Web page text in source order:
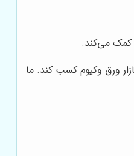
کمک می‌کند.
ورق وکیوم کسب کند. ما